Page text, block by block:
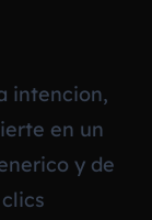
intencion,
en un
y de